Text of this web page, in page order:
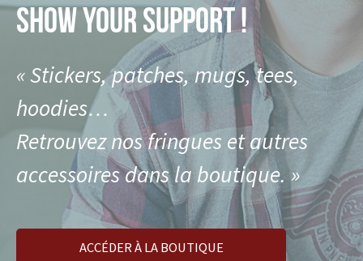
SHOW YOUR SUPPORT !
« Stickers, patches, mugs, tees,
hoodies…
Retrouvez nos fringues et autres
accessoires dans la boutique. »
ACCÉDER À LA BOUTIQUE